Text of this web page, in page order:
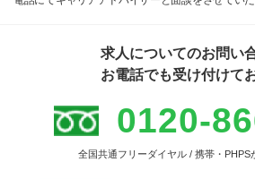
求人についてのお問い
お電話でも受け付けて
0120-
全国共通フリーダイヤル / 携帯・PHPS